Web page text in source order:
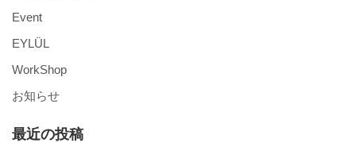
Event
EYLÜL
WorkShop
お知らせ
最近の投稿